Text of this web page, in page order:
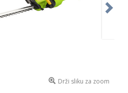
Drži sliku za zoom